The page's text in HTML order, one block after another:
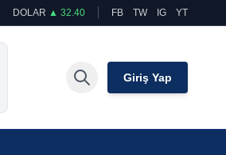
DOLAR ▲ 32.40 FB TW IG YT
Giriş Yap